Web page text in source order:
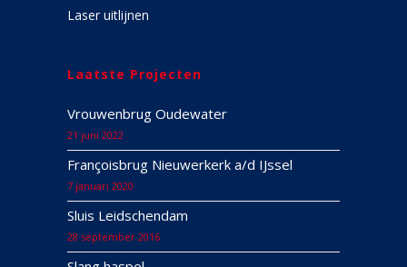
Laser uitlijnen
Laatste Projecten
Vrouwenbrug Oudewater
21 juni 2022
Françoisbrug Nieuwerkerk a/d IJssel
7 januari 2020
Sluis Leidschendam
28 september 2016